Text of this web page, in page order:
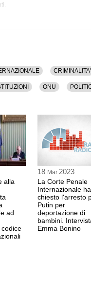
CRIMINALITA'
ONU
alla
ad
18 Mar 2023
La Corte Penale
Internazionale ha
chiesto l'arresto
Putin per
deportazione di
bambini.
Emma Bonino